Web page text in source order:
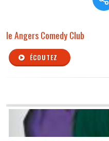
le Angers Comedy Club
ÉCOUTEZ